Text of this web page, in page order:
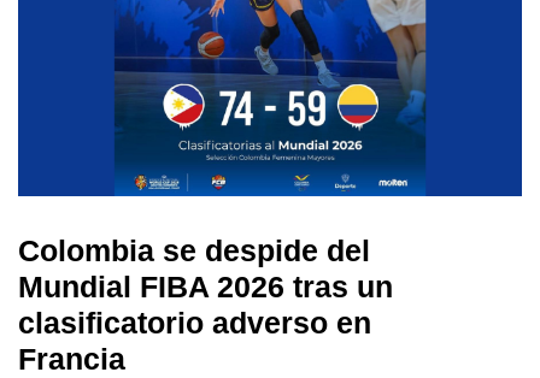
Colombia se despide del
Mundial FIBA 2026 tras un
clasificatorio adverso en
Francia